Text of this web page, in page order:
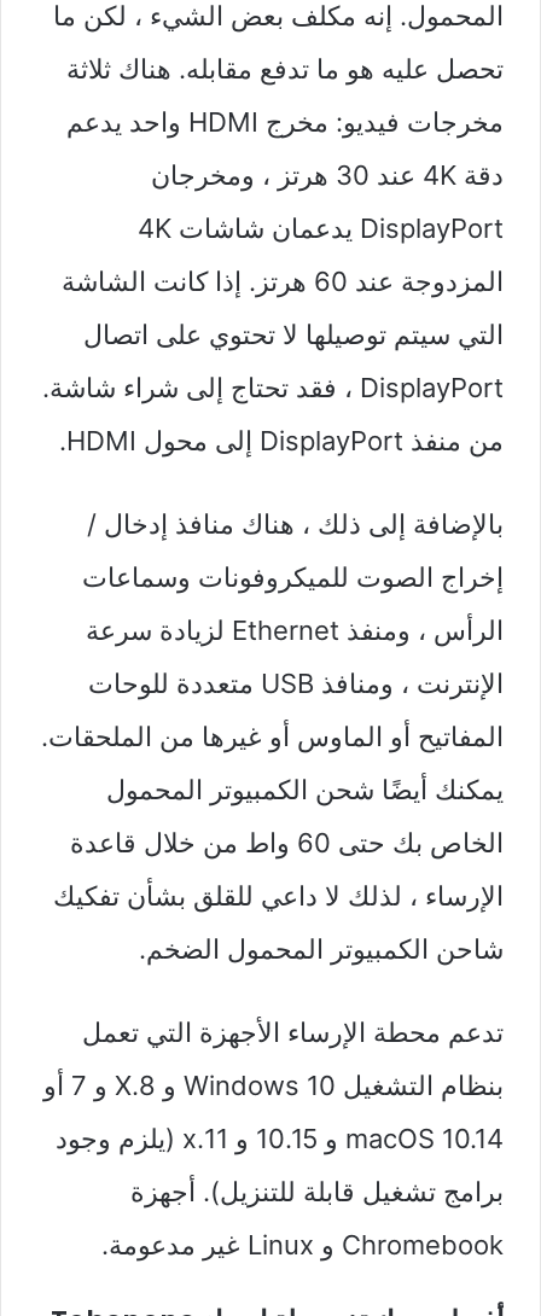
المحمول. إنه مكلف بعض الشيء ، لكن ما
تحصل عليه هو ما تدفع مقابله. هناك ثلاثة
مخرجات فيديو: مخرج HDMI واحد يدعم
دقة 4K عند 30 هرتز ، ومخرجان
DisplayPort يدعمان شاشات 4K
المزدوجة عند 60 هرتز. إذا كانت الشاشة
التي سيتم توصيلها لا تحتوي على اتصال
DisplayPort ، فقد تحتاج إلى شراء شاشة.
من منفذ DisplayPort إلى محول HDMI.
بالإضافة إلى ذلك ، هناك منافذ إدخال /
إخراج الصوت للميكروفونات وسماعات
الرأس ، ومنفذ Ethernet لزيادة سرعة
الإنترنت ، ومنافذ USB متعددة للوحات
المفاتيح أو الماوس أو غيرها من الملحقات.
يمكنك أيضًا شحن الكمبيوتر المحمول
الخاص بك حتى 60 واط من خلال قاعدة
الإرساء ، لذلك لا داعي للقلق بشأن تفكيك
شاحن الكمبيوتر المحمول الضخم.
تدعم محطة الإرساء الأجهزة التي تعمل
بنظام التشغيل Windows 10 و 8.X و 7 أو
macOS 10.14 و 10.15 و 11.x (يلزم وجود
برامج تشغيل قابلة للتنزيل). أجهزة
Chromebook و Linux غير مدعومة.